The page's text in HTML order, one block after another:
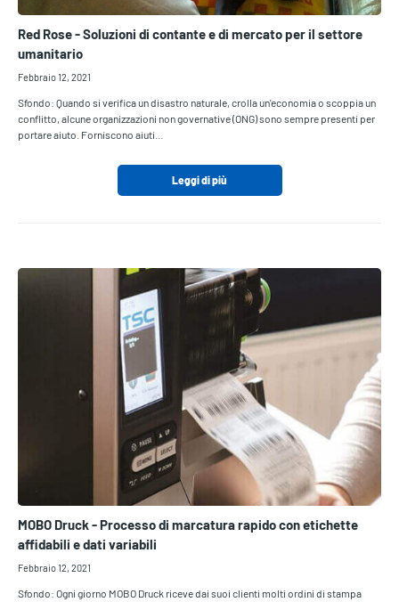
Red Rose - Soluzioni di contante e di mercato per il settore
umanitario
Febbraio 12, 2021
Sfondo: Quando si verifica un disastro naturale, crolla un'economia o scoppia un
conflitto, alcune organizzazioni non governative (ONG) sono sempre presenti per
portare aiuto. Forniscono aiuti…
Leggi di più
MOBO Druck - Processo di marcatura rapido con etichette
affidabili e dati variabili
Febbraio 12, 2021
Sfondo: Ogni giorno MOBO Druck riceve dai suoi clienti molti ordini di stampa